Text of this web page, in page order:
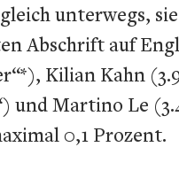
unterwegs,
Abschrift auf
Kilian Kahn
und Martino Le
0,1 Prozent.